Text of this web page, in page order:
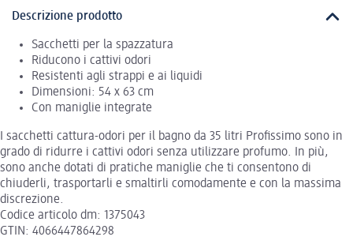
Descrizione prodotto
Sacchetti per la spazzatura
Riducono i cattivi odori
Resistenti agli strappi e ai liquidi
Dimensioni: 54 x 63 cm
Con maniglie integrate
I sacchetti cattura-odori per il bagno da 35 litri Profissimo sono in
grado di ridurre i cattivi odori senza utilizzare profumo. In più,
sono anche dotati di pratiche maniglie che ti consentono di
chiuderli, trasportarli e smaltirli comodamente e con la massima
discrezione.
Codice articolo dm: 1375043
GTIN: 4066447864298